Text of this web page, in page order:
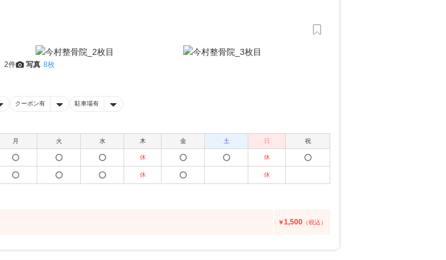
2件 写真 8枚
クーポン有 駐車場有
月
火 水 木 金 土 日 祝
休 休
休
休
￥1,500 （税込）